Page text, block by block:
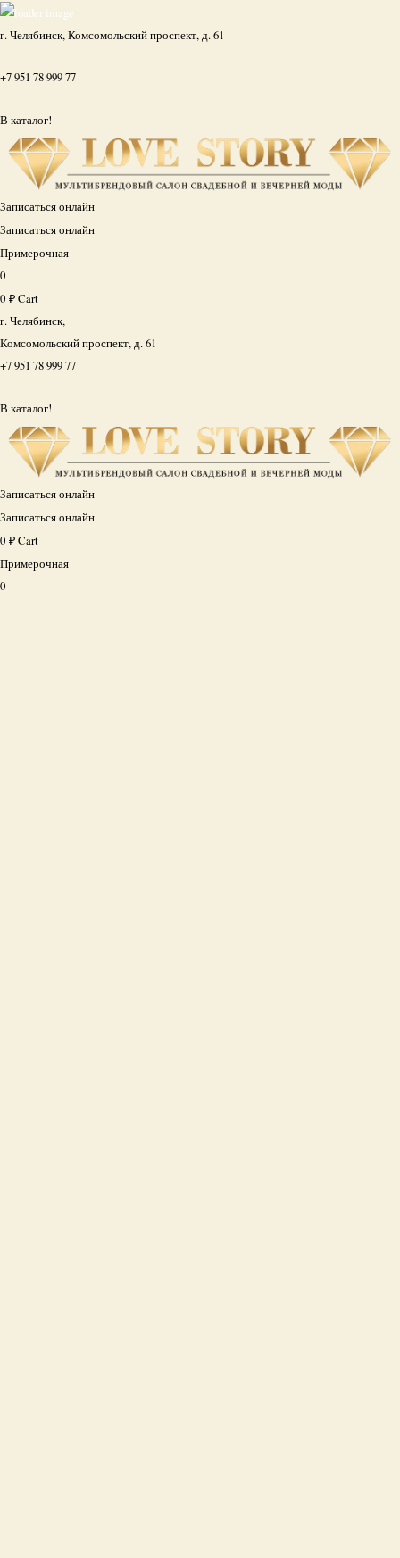
г. Челябинск, Комсомольский проспект, д. 61
+7 951 78 999 77
В каталог!
Записаться онлайн
Записаться онлайн
Примерочная
0
0 ₽Cart
г. Челябинск,
Комсомольский проспект, д. 61
+7 951 78 999 77
В каталог!
Записаться онлайн
Записаться онлайн
0 ₽Cart
Примерочная
0